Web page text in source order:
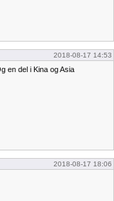
2018-08-17 14:53
en del i Kina og Asia
2018-08-17 18:06